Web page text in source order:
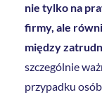
nie tylko na
firmy, ale
między
szczególnie
przypadku